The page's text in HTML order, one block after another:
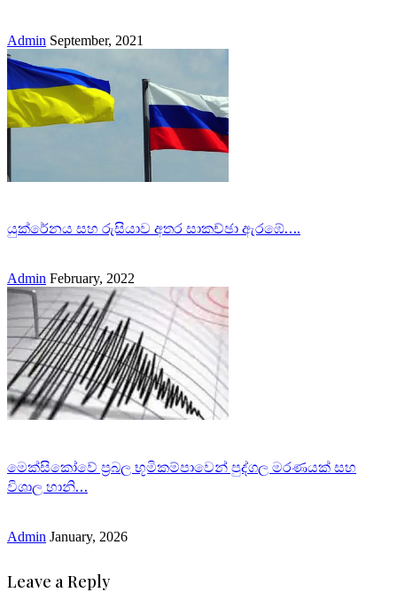
Admin September, 2021
යුක්රේනය සහ රුසියාව අතර සාකච්ඡා ඇරඹේ….
Admin February, 2022
මෙක්සිකෝවේ ප්‍රබල භූමිකම්පාවෙන් පුද්ගල මරණයක් සහ
විශාල හානි…
Admin January, 2026
Leave a Reply